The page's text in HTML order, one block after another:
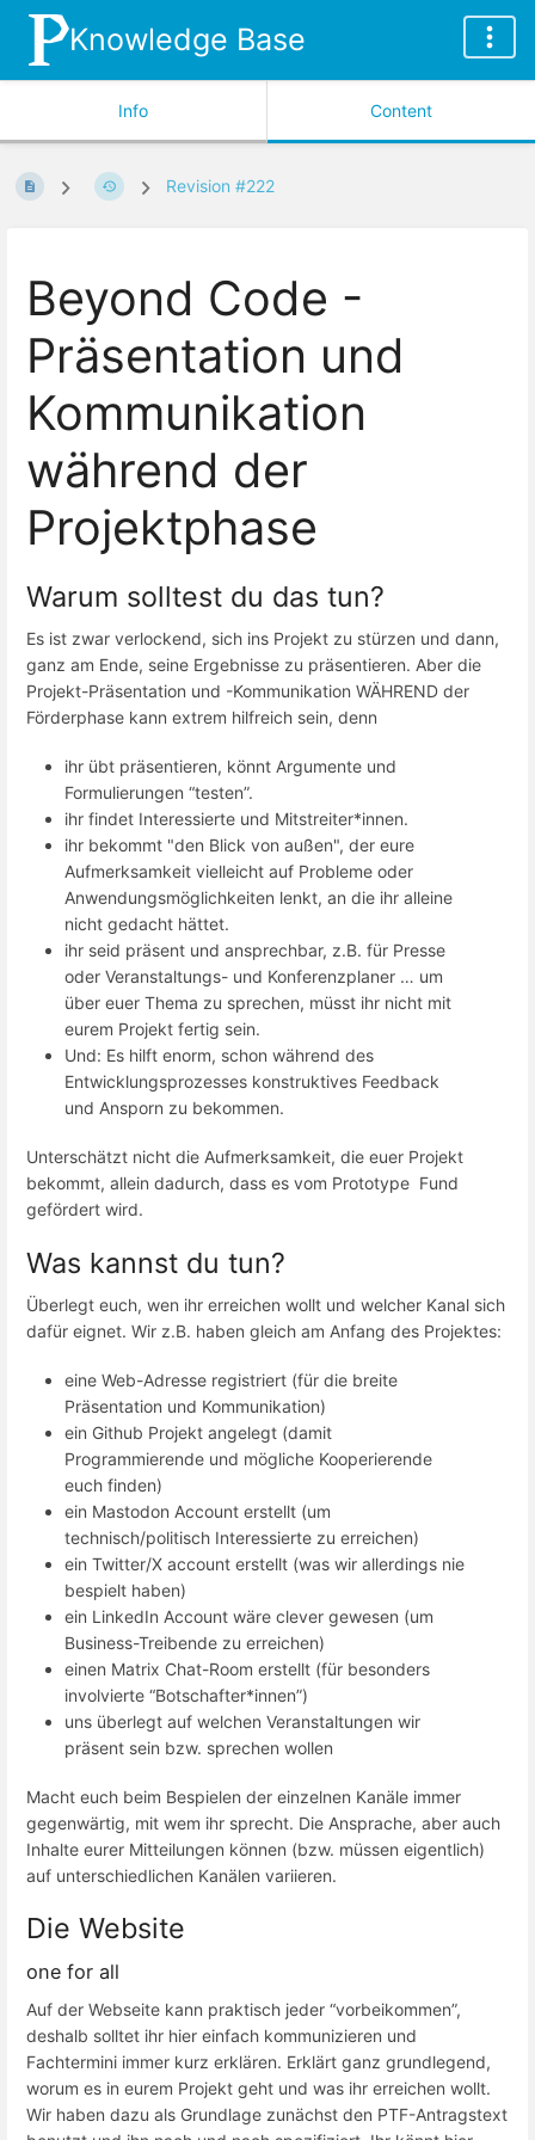
Knowledge Base
Info Content
Revision #222
Beyond Code -
Präsentation und
Kommunikation
während der
Projektphase
Warum solltest du das tun?
Es ist zwar verlockend, sich ins Projekt zu stürzen und dann,
ganz am Ende, seine Ergebnisse zu präsentieren. Aber die
Projekt-Präsentation und -Kommunikation WÄHREND der
Förderphase kann extrem hilfreich sein, denn
ihr übt präsentieren, könnt Argumente und
Formulierungen “testen”.
ihr findet Interessierte und Mitstreiter*innen.
ihr bekommt "den Blick von außen", der eure
Aufmerksamkeit vielleicht auf Probleme oder
Anwendungsmöglichkeiten lenkt, an die ihr alleine
nicht gedacht hättet.
ihr seid präsent und ansprechbar, z.B. für Presse
oder Veranstaltungs- und Konferenzplaner … um
über euer Thema zu sprechen, müsst ihr nicht mit
eurem Projekt fertig sein.
Und: Es hilft enorm, schon während des
Entwicklungsprozesses konstruktives Feedback
und Ansporn zu bekommen.
Unterschätzt nicht die Aufmerksamkeit, die euer Projekt
bekommt, allein dadurch, dass es vom Prototype Fund
gefördert wird.
Was kannst du tun?
Überlegt euch, wen ihr erreichen wollt und welcher Kanal sich
dafür eignet. Wir z.B. haben gleich am Anfang des Projektes:
eine Web-Adresse registriert (für die breite
Präsentation und Kommunikation)
ein Github Projekt angelegt (damit
Programmierende und mögliche Kooperierende
euch finden)
ein Mastodon Account erstellt (um
technisch/politisch Interessierte zu erreichen)
ein Twitter/X account erstellt (was wir allerdings nie
bespielt haben)
ein LinkedIn Account wäre clever gewesen (um
Business-Treibende zu erreichen)
einen Matrix Chat-Room erstellt (für besonders
involvierte “Botschafter*innen”)
uns überlegt auf welchen Veranstaltungen wir
präsent sein bzw. sprechen wollen
Macht euch beim Bespielen der einzelnen Kanäle immer
gegenwärtig, mit wem ihr sprecht. Die Ansprache, aber auch
Inhalte eurer Mitteilungen können (bzw. müssen eigentlich)
auf unterschiedlichen Kanälen variieren.
Die Website
one for all
Auf der Webseite kann praktisch jeder “vorbeikommen”,
deshalb solltet ihr hier einfach kommunizieren und
Fachtermini immer kurz erklären. Erklärt ganz grundlegend,
worum es in eurem Projekt geht und was ihr erreichen wollt.
Wir haben dazu als Grundlage zunächst den PTF-Antragstext